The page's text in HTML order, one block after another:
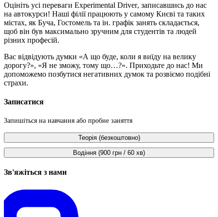
Оцініть усі переваги Experimental Driver, записавшись до нас
на автокурси! Наші філії працюють у самому Києві та таких
містах, як Буча, Гостомель та ін. графік занять складається,
щоб він був максимально зручним для студентів та людей
різних професій.
Вас відвідують думки «А що буде, коли я виїду на велику
дорогу?», «Я не зможу, тому що…?». Приходьте до нас! Ми
допоможемо позбутися негативних думок та розвіємо подібні
страхи.
Записатися
Запишіться на навчання або пробне заняття
Теорія (безкоштовно)
Водіння (900 грн / 60 хв)
Зв'яжіться з нами